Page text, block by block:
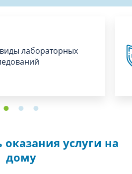
лабораторных
услуги на
дому